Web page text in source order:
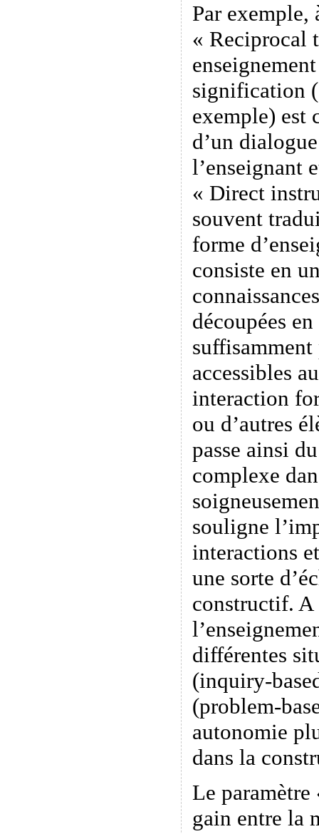
Par
« Reciprocal
signification
exemple) est
d’un
l’enseignant
« Direct
souvent
forme
consiste en
découpées
accessibles
interaction
ou d’autres
passe ainsi
complexe
souligne
interactions
une sorte
constructif.
différentes
(inquiry-
(problem-
autonomie
dans la
Le paramètre
gain entre la